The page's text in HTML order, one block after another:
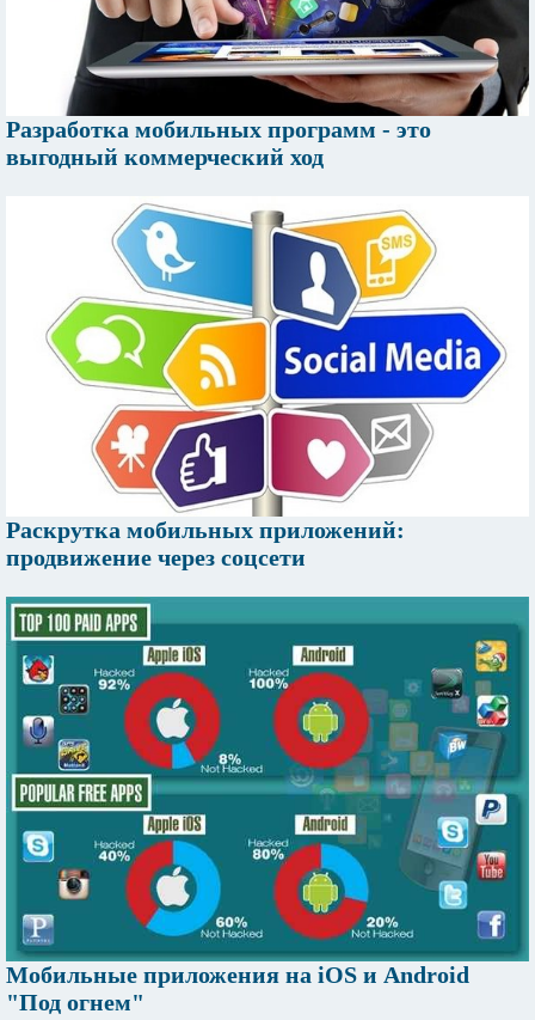
Разработка мобильных программ - это
выгодный коммерческий ход
Раскрутка мобильных приложений:
продвижение через соцсети
Мобильные приложения на iOS и Android
"Под огнем"